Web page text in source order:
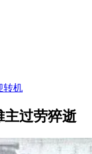
转机
主过劳猝逝